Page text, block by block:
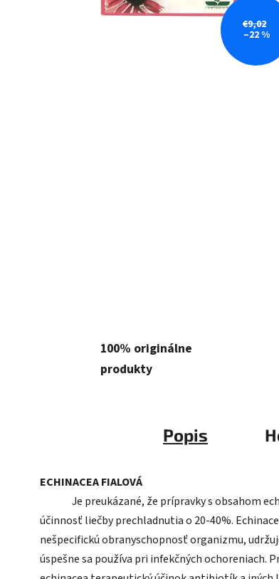
€9,02
–22 %
100% originálne
produkty
Popis
ECHINACEA
Je preukázané, že prípravky s obsahom
účinnosť liečby prechladnutia o 20-40%.
nešpecifickú obranyschopnosť organizmu,
úspešne sa používa pri infekčných ochoreniach.